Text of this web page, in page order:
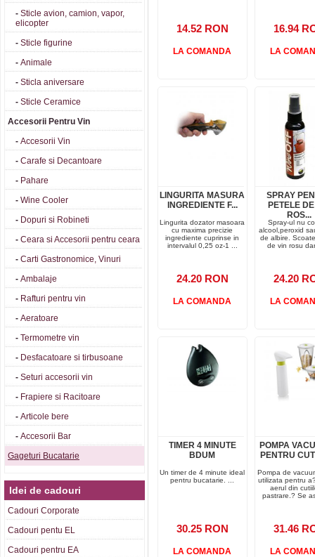
- Sticle avion, camion, vapor,
elicopter
- Sticle figurine
- Animale
- Sticla aniversare
- Sticle Ceramice
Accesorii Pentru Vin
- Accesorii Vin
- Carafe si Decantoare
- Pahare
- Wine Cooler
- Dopuri si Robineti
- Ceara si Accesorii pentru ceara
- Carti Gastronomice, Vinuri
- Ambalaje
- Rafturi pentru vin
- Aeratoare
- Termometre vin
- Desfacatoare si tirbusoane
- Seturi accesorii vin
- Frapiere si Racitoare
- Articole bere
- Accesorii Bar
Gageturi Bucatarie
Idei de cadouri
Cadouri Corporate
Cadouri pentu EL
Cadouri pentru EA
14.52 RON
LA COMANDA
16.94
LA
LINGURITA MASURA
INGREDIENTE F...
Lingurita dozator masoara
cu maxima precizie
ingrediente cuprinse in
intervalul 0,25 oz-1 ...
24.20 RON
LA COMANDA
SPRAY
PETELE
ROS...
Spray-ul nu
alcool,peroxid
de albire.
de vin rosu
24.20
LA
TIMER 4 MINUTE
BDUM
Un timer de 4 minute ideal
pentru bucatarie. ...
30.25 RON
LA COMANDA
POMPA
PENTRU
Pompa de
utilizata pentru
aerul din
pastrare.? Se
31.46
LA